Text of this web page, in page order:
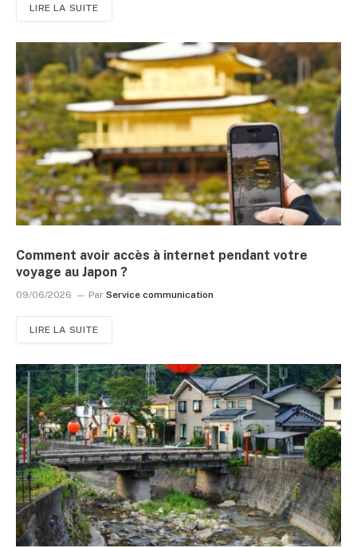
LIRE LA SUITE
Comment avoir accès à internet pendant votre
voyage au Japon ?
09/06/2026 Par Service communication
LIRE LA SUITE